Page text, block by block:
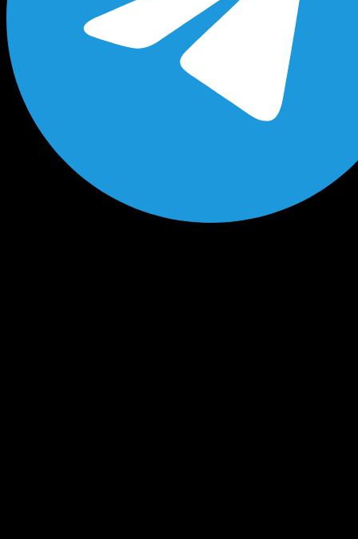
новых поступлений на склад